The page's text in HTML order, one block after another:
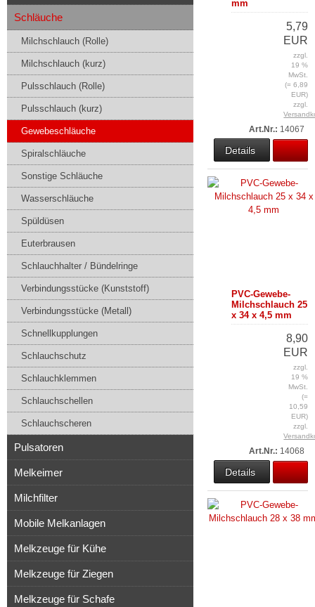
mm
5,79
EUR
zzgl.
19 %
MwSt.
(= 6,89
EUR)
zzgl.
Art.Nr.: 14067
Details
PVC-Gewebe-
Milchschlauch 25
x 34 x 4,5 mm
8,90
EUR
zzgl.
19 %
MwSt.
(=
10,59
EUR)
zzgl.
Art.Nr.: 14068
Details
Schläuche
Milchschlauch (Rolle)
Milchschlauch (kurz)
Pulsschlauch (Rolle)
Pulsschlauch (kurz)
Gewebeschläuche
Spiralschläuche
Sonstige Schläuche
Wasserschläuche
Spüldüsen
Euterbrausen
Schlauchhalter / Bündelringe
Verbindungsstücke (Kunststoff)
Verbindungsstücke (Metall)
Schnellkupplungen
Schlauchschutz
Schlauchklemmen
Schlauchschellen
Schlauchscheren
Pulsatoren
Melkeimer
Milchfilter
Mobile Melkanlagen
Melkzeuge für Kühe
Melkzeuge für Ziegen
Melkzeuge für Schafe